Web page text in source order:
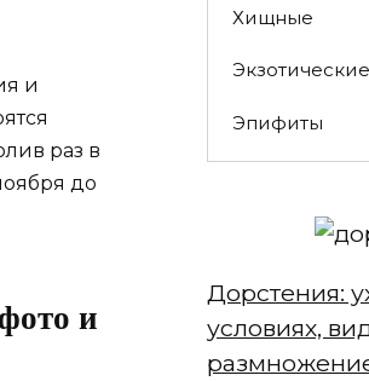
и
раз в
до
и
Хищные
Экзотические
Эпифиты
Дорстения:
условиях,